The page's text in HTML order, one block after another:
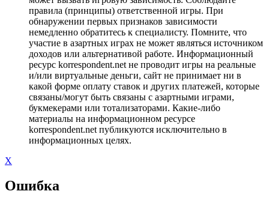
правила (принципы) ответственной игры. При
обнаружении первых признаков зависимости
немедленно обратитесь к специалисту. Помните, что
участие в азартных играх не может являться источником
доходов или альтернативой работе. Информационный
ресурс korrespondent.net не проводит игры на реальные
и/или виртуальные деньги, сайт не принимает ни в
какой форме оплату ставок и других платежей, которые
связаны/могут быть связаны с азартными играми,
букмекерами или тотализаторами. Какие-либо
материалы на информационном ресурсе
korrespondent.net публикуются исключительно в
информационных целях.
X
Ошибка